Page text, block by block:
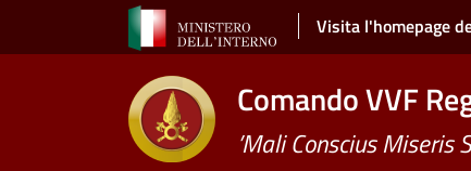
Salta al contenuto principale Visita l'homepage
Comando VVF
’Mali Conscius Miseris